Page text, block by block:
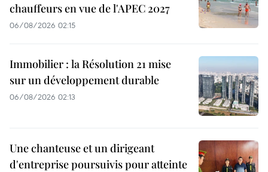
chauffeurs en vue de l'APEC 2027
06/08/2026 02:15
Immobilier : la Résolution 21 mise
sur un développement durable
06/08/2026 02:13
Une chanteuse et un dirigeant
d'entreprise poursuivis pour atteinte